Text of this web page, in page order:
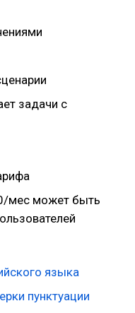
задачи с
мес может быть
языка
пунктуации